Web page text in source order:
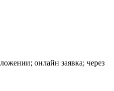
онлайн заявка; через